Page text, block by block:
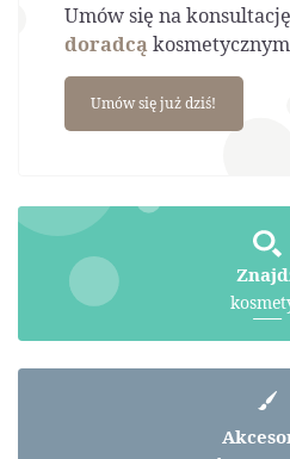
Umów się na
doradcą
Umów się już dziś!